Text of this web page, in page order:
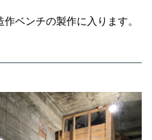
ベンチの製作に入ります。